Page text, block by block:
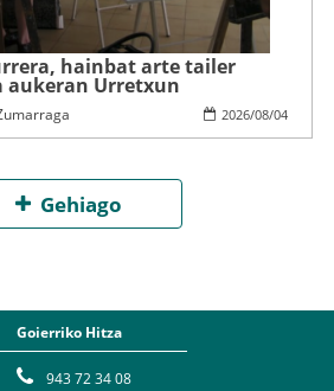
hainbat arte tailer
aukeran Urretxun
2026/08/04
Gehiago
Goierriko Hitza
943 72 34 08